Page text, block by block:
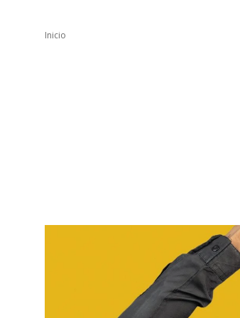
Inicio